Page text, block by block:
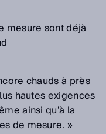
mesure sont déjà
chauds à près
hautes exigences
ainsi qu’à la
de mesure. »